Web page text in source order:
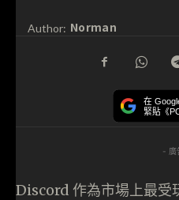
Author: Norman
在
緊貼《
- 廣
Discord 作為市場上最受